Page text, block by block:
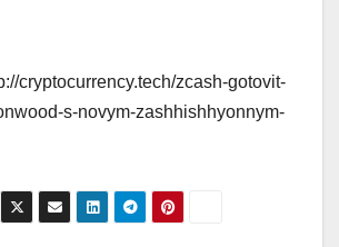
cryptocurrency.tech/zcash-gotovit-
s-novym-zashhishhyonnym-